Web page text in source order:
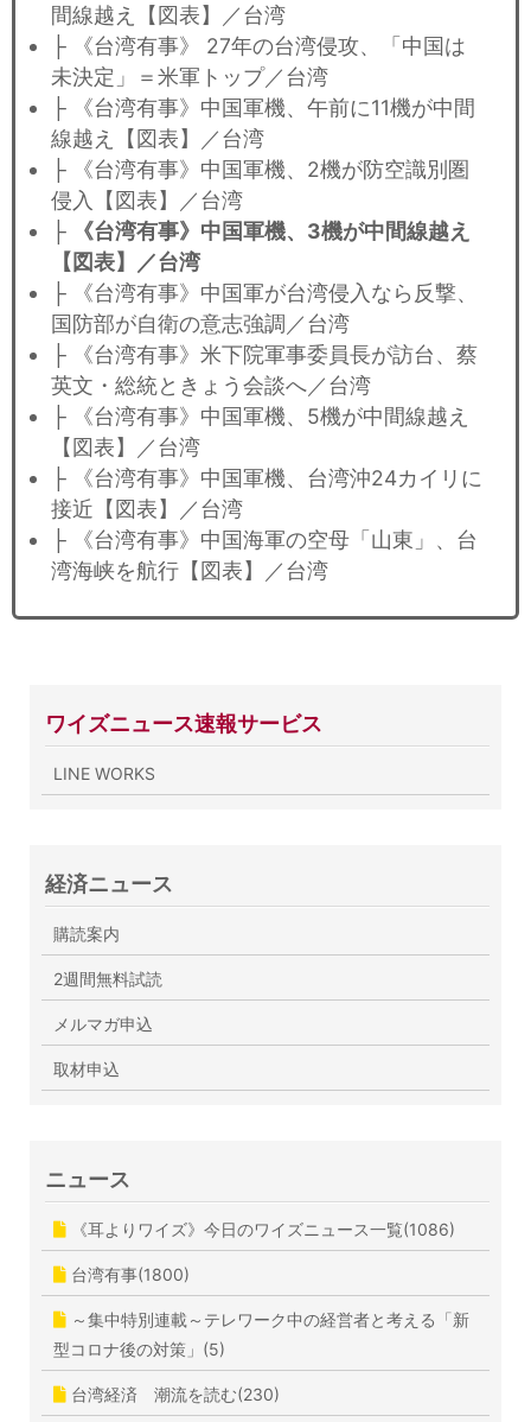
間線越え【図表】／台湾
├ 《台湾有事》 27年の台湾侵攻、「中国は
未決定」＝米軍トップ／台湾
├ 《台湾有事》中国軍機、午前に11機が中間
線越え【図表】／台湾
├ 《台湾有事》中国軍機、2機が防空識別圏
侵入【図表】／台湾
├
《台湾有事》中国軍機、3機が中間線越え
【図表】／台湾
├ 《台湾有事》中国軍が台湾侵入なら反撃、
国防部が自衛の意志強調／台湾
├ 《台湾有事》米下院軍事委員長が訪台、蔡
英文・総統ときょう会談へ／台湾
├ 《台湾有事》中国軍機、5機が中間線越え
【図表】／台湾
├ 《台湾有事》中国軍機、台湾沖24カイリに
接近【図表】／台湾
├ 《台湾有事》中国海軍の空母「山東」、台
湾海峡を航行【図表】／台湾
ワイズニュース速報サービス
LINE WORKS
経済ニュース
購読案内
2週間無料試読
メルマガ申込
取材申込
ニュース
《耳よりワイズ》今日のワイズニュース一覧(1086)
台湾有事(1800)
～集中特別連載～テレワーク中の経営者と考える「新
型コロナ後の対策」(5)
台湾経済 潮流を読む(230)